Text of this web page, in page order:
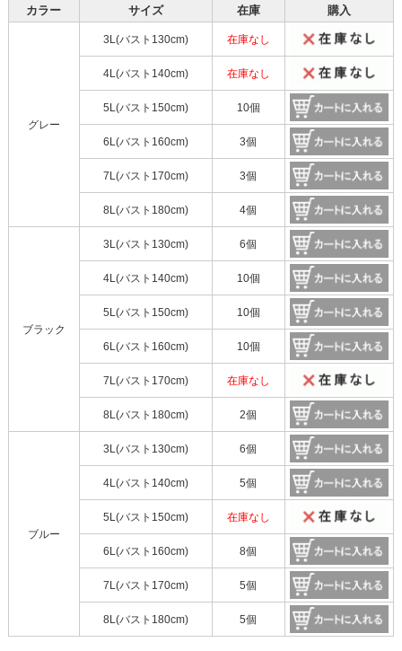
カラー サイズ 在庫 購入
グレー
3L(バスト130cm) 在庫なし
4L(バスト140cm) 在庫なし
5L(バスト150cm) 10個
6L(バスト160cm) 3個
7L(バスト170cm) 3個
8L(バスト180cm) 4個
ブラック
3L(バスト130cm) 6個
4L(バスト140cm) 10個
5L(バスト150cm) 10個
6L(バスト160cm) 10個
7L(バスト170cm) 在庫なし
8L(バスト180cm) 2個
ブルー
3L(バスト130cm) 6個
4L(バスト140cm) 5個
5L(バスト150cm) 在庫なし
6L(バスト160cm) 8個
7L(バスト170cm) 5個
8L(バスト180cm) 5個